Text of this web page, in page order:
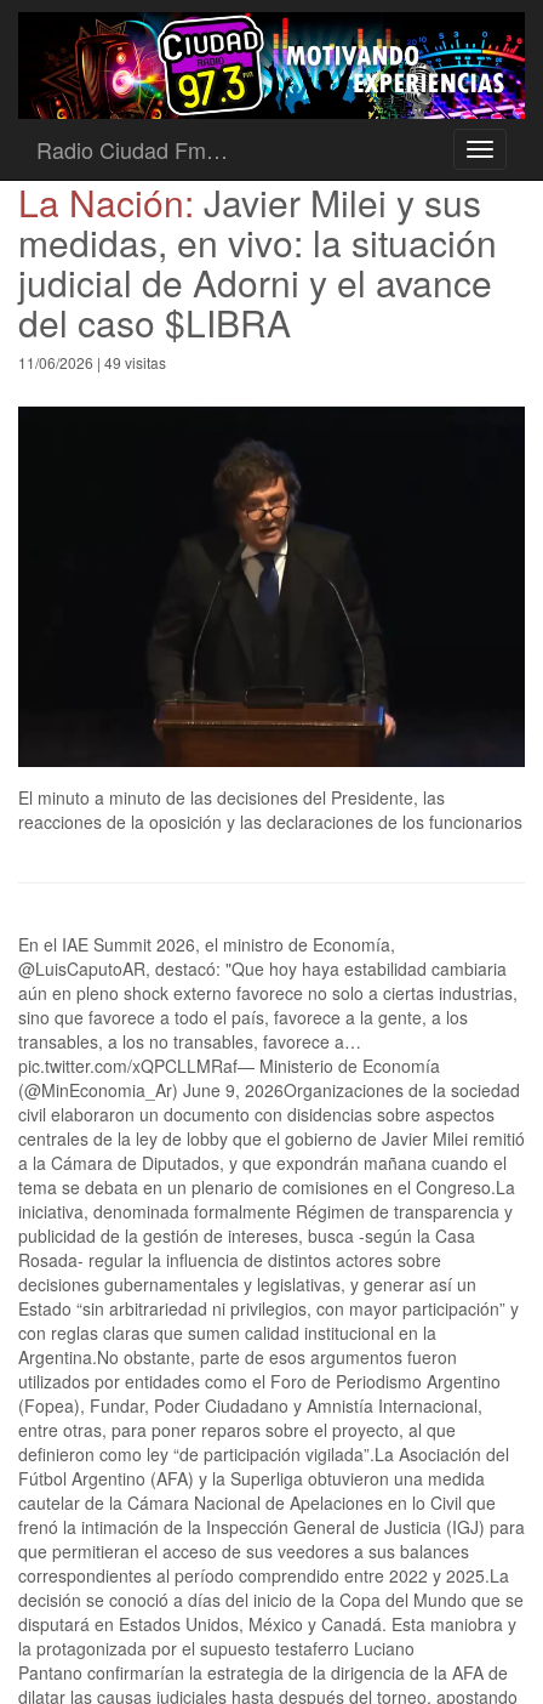
Toggle
Radio Ciudad Fm…
La Nación: Javier Milei y sus
medidas, en vivo: la situación
judicial de Adorni y el avance
del caso $LIBRA
11/06/2026 | 49 visitas
El minuto a minuto de las decisiones del Presidente, las
reacciones de la oposición y las declaraciones de los funcionarios
En el IAE Summit 2026, el ministro de Economía,
@LuisCaputoAR, destacó: "Que hoy haya estabilidad cambiaria
aún en pleno shock externo favorece no solo a ciertas industrias,
sino que favorece a todo el país, favorece a la gente, a los
transables, a los no transables, favorece a…
pic.twitter.com/xQPCLLMRaf— Ministerio de Economía
(@MinEconomia_Ar) June 9, 2026Organizaciones de la sociedad
civil elaboraron un documento con disidencias sobre aspectos
centrales de la ley de lobby que el gobierno de Javier Milei remitió
a la Cámara de Diputados, y que expondrán mañana cuando el
tema se debata en un plenario de comisiones en el Congreso.La
iniciativa, denominada formalmente Régimen de transparencia y
publicidad de la gestión de intereses, busca -según la Casa
Rosada- regular la influencia de distintos actores sobre
decisiones gubernamentales y legislativas, y generar así un
Estado “sin arbitrariedad ni privilegios, con mayor participación” y
con reglas claras que sumen calidad institucional en la
Argentina.No obstante, parte de esos argumentos fueron
utilizados por entidades como el Foro de Periodismo Argentino
(Fopea), Fundar, Poder Ciudadano y Amnistía Internacional,
entre otras, para poner reparos sobre el proyecto, al que
definieron como ley “de participación vigilada”.La Asociación del
Fútbol Argentino (AFA) y la Superliga obtuvieron una medida
cautelar de la Cámara Nacional de Apelaciones en lo Civil que
frenó la intimación de la Inspección General de Justicia (IGJ) para
que permitieran el acceso de sus veedores a sus balances
correspondientes al período comprendido entre 2022 y 2025.La
decisión se conoció a días del inicio de la Copa del Mundo que se
disputará en Estados Unidos, México y Canadá. Esta maniobra y
la protagonizada por el supuesto testaferro Luciano
Pantano confirmarían la estrategia de la dirigencia de la AFA de
dilatar las causas judiciales hasta después del torneo, apostando